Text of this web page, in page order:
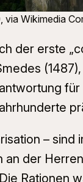
via Wikimedia
der erste
–
an der
Rationen